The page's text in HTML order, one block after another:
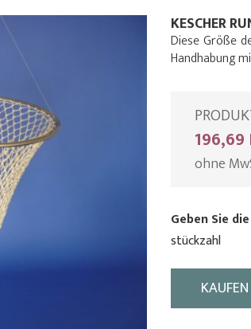
KESCHER
Diese Größe
Handhabung
ohne
Geben Sie
stückzahl